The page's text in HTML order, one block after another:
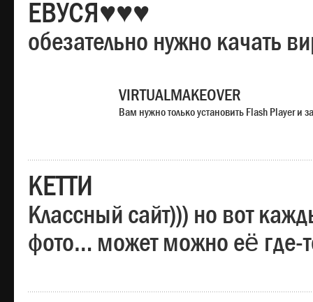
ЕВУСЯ♥♥♥
обезательно нужно качать
VIRTUALMAKEOVER
Вам нужно только установить Flash Player и
КЕТТИ
Классный сайт))) но вот
фото… может можно её где-